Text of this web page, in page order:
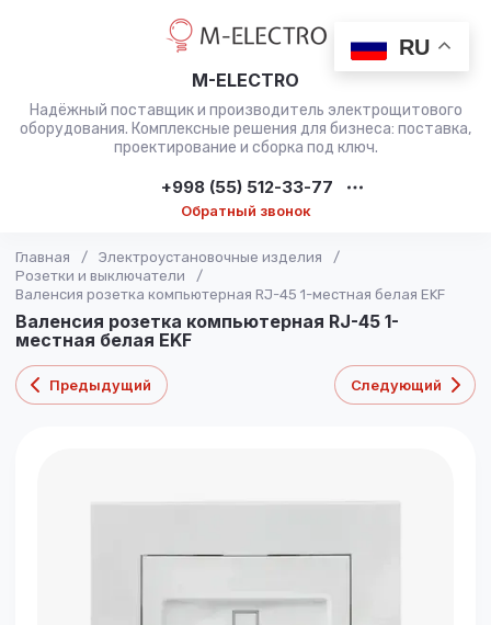
RU
M-ELECTRO
Надёжный поставщик и производитель электрощитового
оборудования. Комплексные решения для бизнеса: поставка,
проектирование и сборка под ключ.
+998 (55) 512-33-77
Обратный звонок
Главная / Электроустановочные изделия
/
Розетки и выключатели
/
Валенсия розетка компьютерная RJ-45 1-местная белая EKF
Валенсия розетка компьютерная RJ-45 1-
местная белая EKF
Предыдущий Следующий